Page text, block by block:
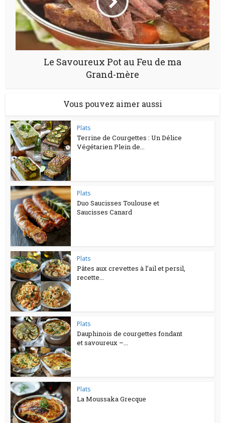
Le Savoureux Pot au Feu de ma
Grand-mère
Vous pouvez aimer aussi
Plats
Terrine de Courgettes : Un Délice
Végétarien Plein de...
Plats
Duo Saucisses Toulouse et
Saucisses Canard
Plats
Pâtes aux crevettes à l’ail et persil,
recette...
Plats
Dauphinois de courgettes fondant
et savoureux –...
Plats
La Moussaka Grecque